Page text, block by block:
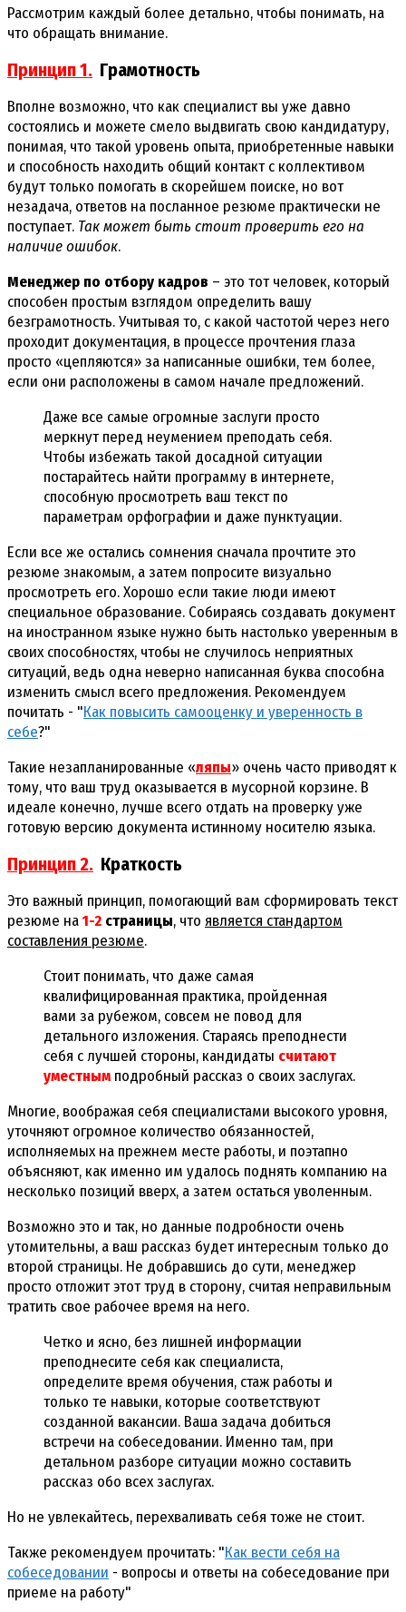
Рассмотрим каждый более детально, чтобы понимать, на
что обращать внимание.
Принцип 1. Грамотность
Вполне возможно, что как специалист вы уже давно
состоялись и можете смело выдвигать свою кандидатуру,
понимая, что такой уровень опыта, приобретенные навыки
и способность находить общий контакт с коллективом
будут только помогать в скорейшем поиске, но вот
незадача, ответов на посланное резюме практически не
поступает. Так может быть стоит проверить его на
наличие ошибок.
Менеджер по отбору кадров – это тот человек, который
способен простым взглядом определить вашу
безграмотность. Учитывая то, с какой частотой через него
проходит документация, в процессе прочтения глаза
просто «цепляются» за написанные ошибки, тем более,
если они расположены в самом начале предложений.
Даже все самые огромные заслуги просто
меркнут перед неумением преподать себя.
Чтобы избежать такой досадной ситуации
постарайтесь найти программу в интернете,
способную просмотреть ваш текст по
параметрам орфографии и даже пунктуации.
Если все же остались сомнения сначала прочтите это
резюме знакомым, а затем попросите визуально
просмотреть его. Хорошо если такие люди имеют
специальное образование. Собираясь создавать документ
на иностранном языке нужно быть настолько уверенным в
своих способностях, чтобы не случилось неприятных
ситуаций, ведь одна неверно написанная буква способна
изменить смысл всего предложения. Рекомендуем
почитать - "Как повысить самооценку и уверенность в
себе?"
Такие незапланированные «ляпы» очень часто приводят к
тому, что ваш труд оказывается в мусорной корзине. В
идеале конечно, лучше всего отдать на проверку уже
готовую версию документа истинному носителю языка.
Принцип 2. Краткость
Это важный принцип, помогающий вам сформировать текст
резюме на1-2 страницы, что является стандартом
составления резюме.
Стоит понимать, что даже самая
квалифицированная практика, пройденная
вами за рубежом, совсем не повод для
детального изложения. Стараясь преподнести
себя с лучшей стороны, кандидаты считают
уместным подробный рассказ о своих заслугах.
Многие, воображая себя специалистами высокого уровня,
уточняют огромное количество обязанностей,
исполняемых на прежнем месте работы, и поэтапно
объясняют, как именно им удалось поднять компанию на
несколько позиций вверх, а затем остаться уволенным.
Возможно это и так, но данные подробности очень
утомительны, а ваш рассказ будет интересным только до
второй страницы. Не добравшись до сути, менеджер
просто отложит этот труд в сторону, считая неправильным
тратить свое рабочее время на него.
Четко и ясно, без лишней информации
преподнесите себя как специалиста,
определите время обучения, стаж работы и
только те навыки, которые соответствуют
созданной вакансии. Ваша задача добиться
встречи на собеседовании. Именно там, при
детальном разборе ситуации можно составить
рассказ обо всех заслугах.
Но не увлекайтесь, перехваливать себя тоже не стоит.
Также рекомендуем прочитать: "Как вести себя на
собеседовании - вопросы и ответы на собеседование при
приеме на работу"